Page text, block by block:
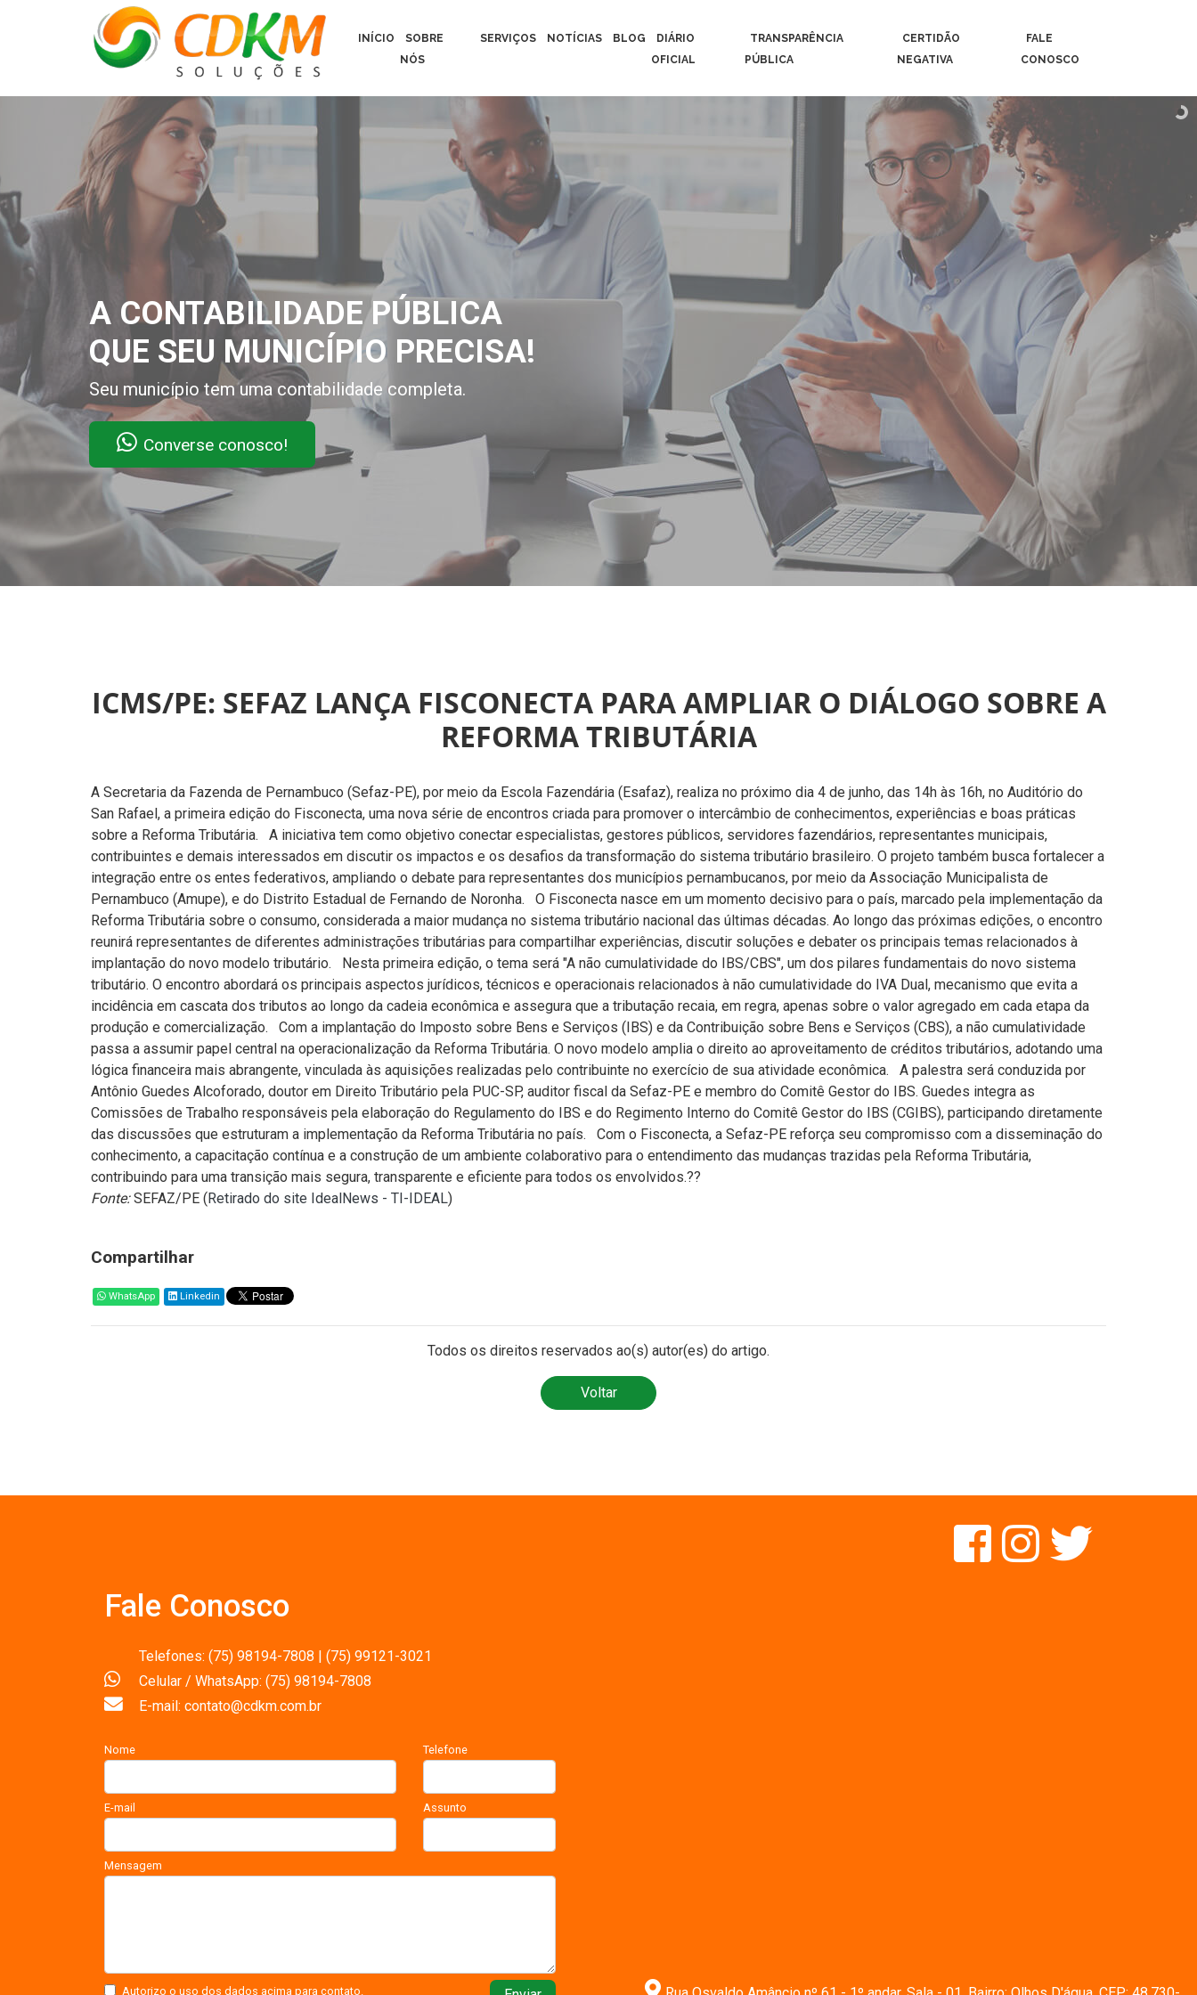
INÍCIO
SOBRE
NÓS
SERVIÇOS NOTÍCIAS BLOG
DIÁRIO
OFICIAL
TRANSPARÊNCIA
PÚBLICA
CERTIDÃO
NEGATIVA
FALE
CONOSCO
A CONTABILIDADE PÚBLICA
QUE SEU MUNICÍPIO PRECISA!
Seu município tem uma contabilidade completa.
Converse conosco!
ICMS/PE: SEFAZ LANÇA FISCONECTA PARA AMPLIAR O DIÁLOGO SOBRE A
REFORMA TRIBUTÁRIA
A Secretaria da Fazenda de Pernambuco (Sefaz-PE), por meio da Escola Fazendária (Esafaz), realiza no próximo dia 4 de junho, das 14h às 16h, no Auditório do
San Rafael, a primeira edição do Fisconecta, uma nova série de encontros criada para promover o intercâmbio de conhecimentos, experiências e boas práticas
sobre a Reforma Tributária. A iniciativa tem como objetivo conectar especialistas, gestores públicos, servidores fazendários, representantes municipais,
contribuintes e demais interessados em discutir os impactos e os desafios da transformação do sistema tributário brasileiro. O projeto também busca fortalecer a
integração entre os entes federativos, ampliando o debate para representantes dos municípios pernambucanos, por meio da Associação Municipalista de
Pernambuco (Amupe), e do Distrito Estadual de Fernando de Noronha. O Fisconecta nasce em um momento decisivo para o país, marcado pela implementação da
Reforma Tributária sobre o consumo, considerada a maior mudança no sistema tributário nacional das últimas décadas. Ao longo das próximas edições, o encontro
reunirá representantes de diferentes administrações tributárias para compartilhar experiências, discutir soluções e debater os principais temas relacionados à
implantação do novo modelo tributário. Nesta primeira edição, o tema será "A não cumulatividade do IBS/CBS", um dos pilares fundamentais do novo sistema
tributário. O encontro abordará os principais aspectos jurídicos, técnicos e operacionais relacionados à não cumulatividade do IVA Dual, mecanismo que evita a
incidência em cascata dos tributos ao longo da cadeia econômica e assegura que a tributação recaia, em regra, apenas sobre o valor agregado em cada etapa da
produção e comercialização. Com a implantação do Imposto sobre Bens e Serviços (IBS) e da Contribuição sobre Bens e Serviços (CBS), a não cumulatividade
passa a assumir papel central na operacionalização da Reforma Tributária. O novo modelo amplia o direito ao aproveitamento de créditos tributários, adotando uma
lógica financeira mais abrangente, vinculada às aquisições realizadas pelo contribuinte no exercício de sua atividade econômica. A palestra será conduzida por
Antônio Guedes Alcoforado, doutor em Direito Tributário pela PUC-SP, auditor fiscal da Sefaz-PE e membro do Comitê Gestor do IBS. Guedes integra as
Comissões de Trabalho responsáveis pela elaboração do Regulamento do IBS e do Regimento Interno do Comitê Gestor do IBS (CGIBS), participando diretamente
das discussões que estruturam a implementação da Reforma Tributária no país. Com o Fisconecta, a Sefaz-PE reforça seu compromisso com a disseminação do
conhecimento, a capacitação contínua e a construção de um ambiente colaborativo para o entendimento das mudanças trazidas pela Reforma Tributária,
contribuindo para uma transição mais segura, transparente e eficiente para todos os envolvidos.??
Fonte:SEFAZ/PE (Retirado do site IdealNews - TI-IDEAL)
Compartilhar
WhatsApp Linkedin
Todos os direitos reservados ao(s) autor(es) do artigo.
Voltar
Fale Conosco
Telefones: (75) 98194-7808 | (75) 99121-3021
Celular / WhatsApp: (75) 98194-7808
E-mail: contato@cdkm.com.br
Nome Telefone
E-mail Assunto
Mensagem
Autorizo o uso dos dados acima para contato.